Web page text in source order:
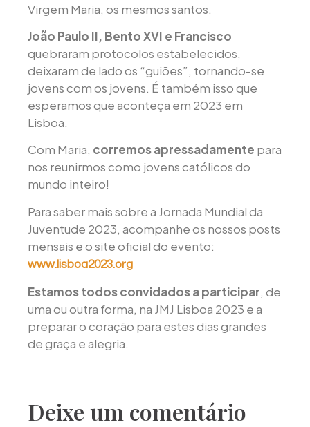
Virgem Maria, os mesmos santos.
João Paulo II, Bento XVI e Francisco
quebraram protocolos estabelecidos,
deixaram de lado os “guiões”, tornando-se
jovens com os jovens. É também isso que
esperamos que aconteça em 2023 em
Lisboa.
Com Maria, corremos apressadamente para
nos reunirmos como jovens católicos do
mundo inteiro!
Para saber mais sobre a Jornada Mundial da
Juventude 2023, acompanhe os nossos posts
mensais e o site oficial do evento:
www.lisboa2023.org
Estamos todos convidados a participar, de
uma ou outra forma, na JMJ Lisboa 2023 e a
preparar o coração para estes dias grandes
de graça e alegria.
Deixe um comentário